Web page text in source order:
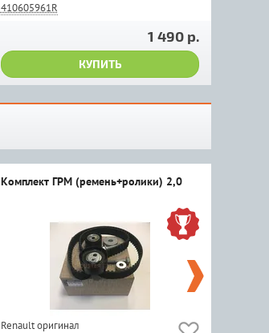
410605961R
1 490 р.
КУПИТЬ
Комплект ГРМ (ремень+ролики) 2,0
Renault оригинал